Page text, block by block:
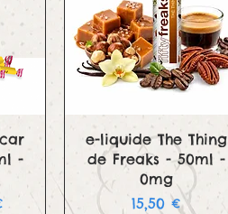
-
Aperçu rapide
e-liquide The Thing
de Freaks - 50ml -
0mg
Prix
15,50 €